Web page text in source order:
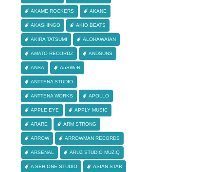
AKAME ROCKERS AKANE
AKASHINGO AKIO BEATS
AKIRA TATSUMI ALOHAWAIAN
AMATO RECORDZ ANDSUNS
ANSA AnSWeR
ANTTENA STUDIO
ANTTENA WORKS APOLLO
APPLE EYE APPLY MUSIC
ARARE ARM STRONG
ARROW ARROWMAN RECORDS
ARSENAL ARUZ STUDIO MUZIQ
A SEH ONE STUDIO ASIAN STAR